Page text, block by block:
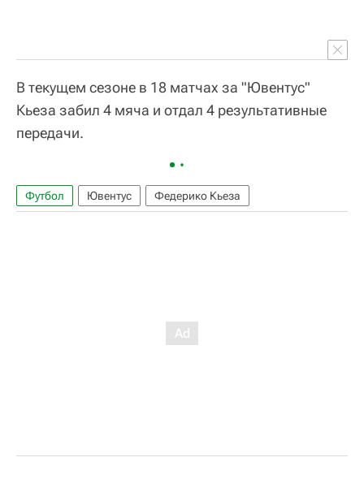
В текущем сезоне в 18 матчах за "Ювентус"
Кьеза забил 4 мяча и отдал 4 результативные
передачи.
Футбол Ювентус Федерико Кьеза